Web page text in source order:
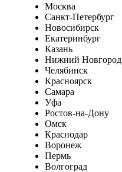
Москва
Санкт-Петербург
Новосибирск
Екатеринбург
Казань
Нижний Новгород
Челябинск
Красноярск
Самара
Уфа
Ростов-на-Дону
Омск
Краснодар
Воронеж
Пермь
Волгоград